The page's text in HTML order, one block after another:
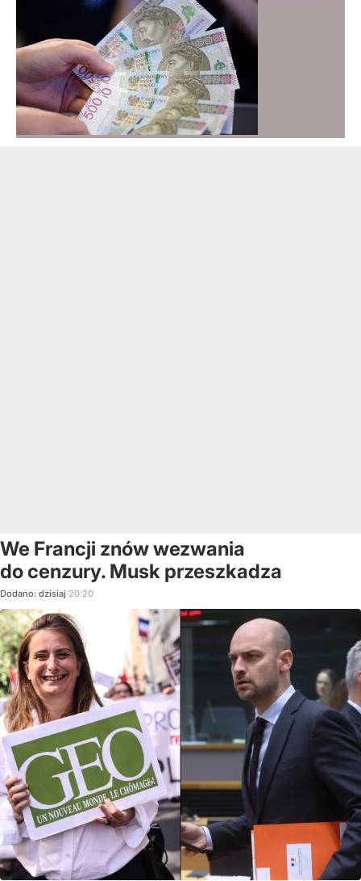
We Francji znów wezwania
do cenzury. Musk przeszkadza
Dodano: dzisiaj 20:20